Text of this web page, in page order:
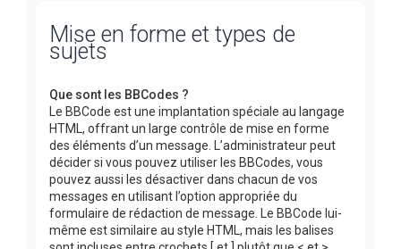
Mise en forme et types de
sujets
Que sont les BBCodes ?
Le BBCode est une implantation spéciale au langage
HTML, offrant un large contrôle de mise en forme
des éléments d’un message. L’administrateur peut
décider si vous pouvez utiliser les BBCodes, vous
pouvez aussi les désactiver dans chacun de vos
messages en utilisant l’option appropriée du
formulaire de rédaction de message. Le BBCode lui-
même est similaire au style HTML, mais les balises